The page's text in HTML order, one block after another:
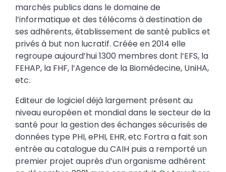
marchés publics dans le domaine de
l’informatique et des télécoms à destination de
ses adhérents, établissement de santé publics et
privés à but non lucratif. Créée en 2014 elle
regroupe aujourd’hui 1300 membres dont l’EFS, la
FEHAP, la FHF, l’Agence de la Biomédecine, UniHA,
etc.
Editeur de logiciel déjà largement présent au
niveau européen et mondial dans le secteur de la
santé pour la gestion des échanges sécurisés de
données type PHI, ePHI, EHR, etc Fortra a fait son
entrée au catalogue du CAIH puis a remporté un
premier projet auprès d’un organisme adhérent